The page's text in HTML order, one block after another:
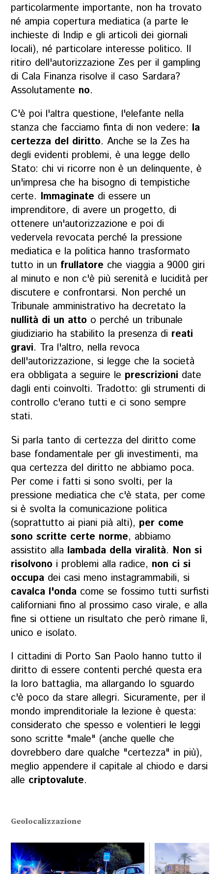
particolarmente importante, non ha trovato
né ampia copertura mediatica (a parte le
inchieste di Indip e gli articoli dei giornali
locali), né particolare interesse politico. Il
ritiro dell'autorizzazione Zes per il gampling
di Cala Finanza risolve il caso Sardara?
Assolutamente no.
C'è poi l'altra questione, l'elefante nella
stanza che facciamo finta di non vedere: la
certezza del diritto. Anche se la Zes ha
degli evidenti problemi, è una legge dello
Stato: chi vi ricorre non è un delinquente, è
un'impresa che ha bisogno di tempistiche
certe. Immaginate di essere un
imprenditore, di avere un progetto, di
ottenere un'autorizzazione e poi di
vedervela revocata perché la pressione
mediatica e la politica hanno trasformato
tutto in un frullatore che viaggia a 9000 giri
al minuto e non c'è più serenità e lucidità per
discutere e confrontarsi. Non perché un
Tribunale amministrativo ha decretato la
nullità di un atto o perché un tribunale
giudiziario ha stabilito la presenza di reati
gravi. Tra l'altro, nella revoca
dell'autorizzazione, si legge che la società
era obbligata a seguire le prescrizioni date
dagli enti coinvolti. Tradotto: gli strumenti di
controllo c'erano tutti e ci sono sempre
stati.
Si parla tanto di certezza del diritto come
base fondamentale per gli investimenti, ma
qua certezza del diritto ne abbiamo poca.
Per come i fatti si sono svolti, per la
pressione mediatica che c'è stata, per come
si è svolta la comunicazione politica
(soprattutto ai piani pià alti), per come
sono scritte certe norme, abbiamo
assistito alla lambada della viralità. Non si
risolvono i problemi alla radice, non ci si
occupa dei casi meno instagrammabili, si
cavalca l'onda come se fossimo tutti surfisti
californiani fino al prossimo caso virale, e alla
fine si ottiene un risultato che però rimane lì,
unico e isolato.
I cittadini di Porto San Paolo hanno tutto il
diritto di essere contenti perché questa era
la loro battaglia, ma allargando lo sguardo
c'è poco da stare allegri. Sicuramente, per il
mondo imprenditoriale la lezione è questa:
considerato che spesso e volentieri le leggi
sono scritte "male" (anche quelle che
dovrebbero dare qualche "certezza" in più),
meglio appendere il capitale al chiodo e darsi
alle criptovalute.
Geolocalizzazione